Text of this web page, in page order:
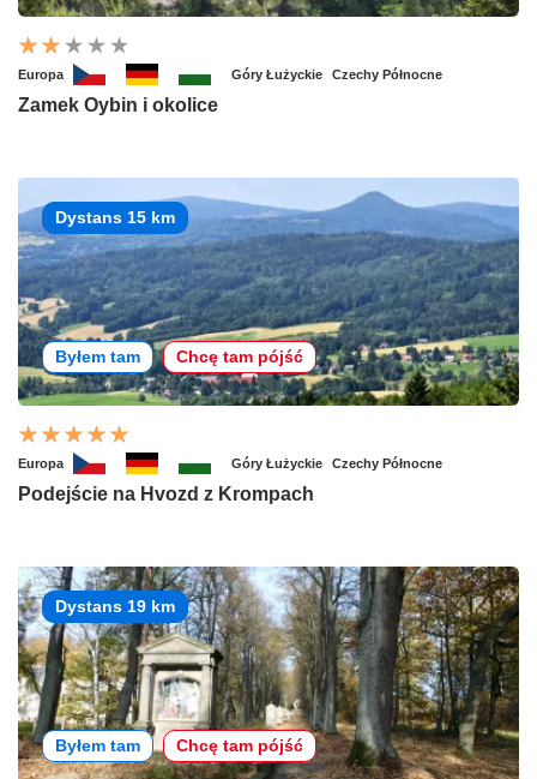
Europa Góry Łużyckie Czechy Północne
Zamek Oybin i okolice
Dystans 15 km
Byłem tam Chcę tam pójść
Europa Góry Łużyckie Czechy Północne
Podejście na Hvozd z Krompach
Dystans 19 km
Byłem tam Chcę tam pójść